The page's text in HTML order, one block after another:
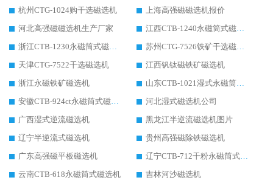
杭州CTG-1024购干选磁选机
上海高强磁磁选机报价
河北高强磁磁选机生产厂家
江西CTB-1240永磁筒式磁选机厂家
浙江CTB-1230永磁筒式磁选机生产厂家
苏州CTG-7526铁矿干选磁选机
天津CTG-7522干选磁选机
江西钒钛磁铁矿磁选机
浙江永磁铁矿磁选机
山东CTB-1021湿式永磁筒式磁选机
安徽CTB-924ct永磁筒式磁选机
河北湿式磁选机公司
广西湿式逆流磁选机
黑龙江半逆流磁选机图片
辽宁半逆流式磁选机
贵州高强磁除铁磁选机
广东高强磁平板磁选机
辽宁CTB-712干粉永磁筒式磁选机
云南CTB-618永磁筒式磁选机
吉林河沙磁选机